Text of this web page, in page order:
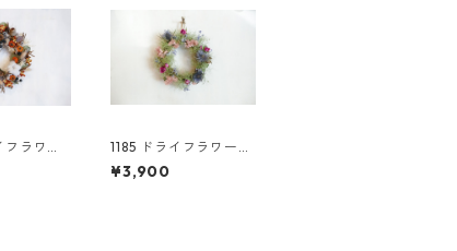
ラワー
1185 ドライフラワー
リース スモークツリ
ー
¥3,900